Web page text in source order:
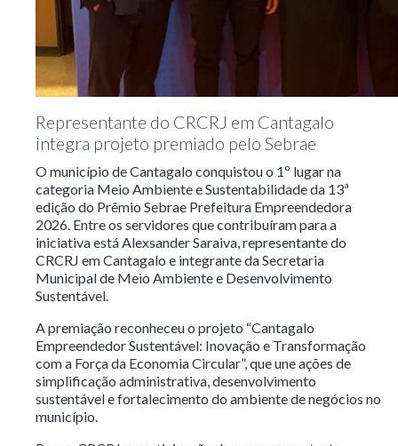
Representante do CRCRJ em Cantagalo
integra projeto premiado pelo Sebrae
O município de Cantagalo conquistou o 1º lugar na
categoria Meio Ambiente e Sustentabilidade da 13ª
edição do Prêmio Sebrae Prefeitura Empreendedora
2026. Entre os servidores que contribuíram para a
iniciativa está Alexsander Saraiva, representante do
CRCRJ em Cantagalo e integrante da Secretaria
Municipal de Meio Ambiente e Desenvolvimento
Sustentável.
A premiação reconheceu o projeto “Cantagalo
Empreendedor Sustentável: Inovação e Transformação
com a Força da Economia Circular”, que une ações de
simplificação administrativa, desenvolvimento
sustentável e fortalecimento do ambiente de negócios no
município.